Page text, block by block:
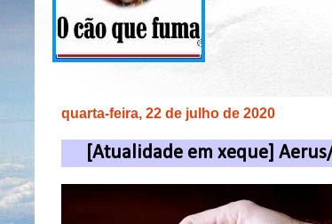
quarta-feira, 22 de julho de 2020
[Atualidade em xeque]